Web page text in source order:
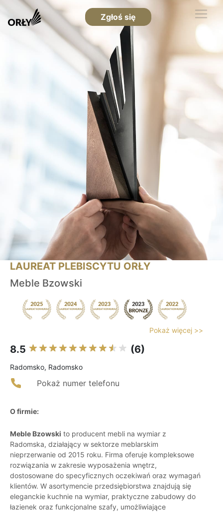
Zgłoś się
LAUREAT PLEBISCYTU ORŁY
Meble Bzowski
Pokaż więcej >>
8.5 (6)
Radomsko, Radomsko
Pokaż numer telefonu
O firmie:
Meble Bzowski to producent mebli na wymiar z
Radomska, działający w sektorze meblarskim
nieprzerwanie od 2015 roku. Firma oferuje kompleksowe
rozwiązania w zakresie wyposażenia wnętrz,
dostosowane do specyficznych oczekiwań oraz wymagań
klientów. W asortymencie przedsiębiorstwa znajdują się
eleganckie kuchnie na wymiar, praktyczne zabudowy do
łazienek oraz funkcjonalne szafy, umożliwiające